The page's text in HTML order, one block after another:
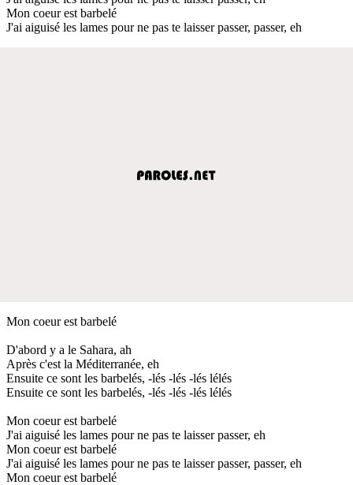
Mon coeur est barbelé
J'ai aiguisé les lames pour ne pas te laisser passer, passer, eh
Mon coeur est barbelé
D'abord y a le Sahara, ah
Après c'est la Méditerranée, eh
Ensuite ce sont les barbelés, -lés -lés -lés lélés
Ensuite ce sont les barbelés, -lés -lés -lés lélés
Mon coeur est barbelé
J'ai aiguisé les lames pour ne pas te laisser passer, eh
Mon coeur est barbelé
J'ai aiguisé les lames pour ne pas te laisser passer, passer, eh
Mon coeur est barbelé